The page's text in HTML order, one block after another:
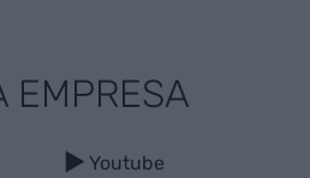
EMPRESA
Youtube